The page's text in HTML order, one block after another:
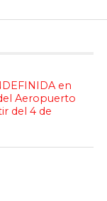
en
Aeropuerto
del 4 de